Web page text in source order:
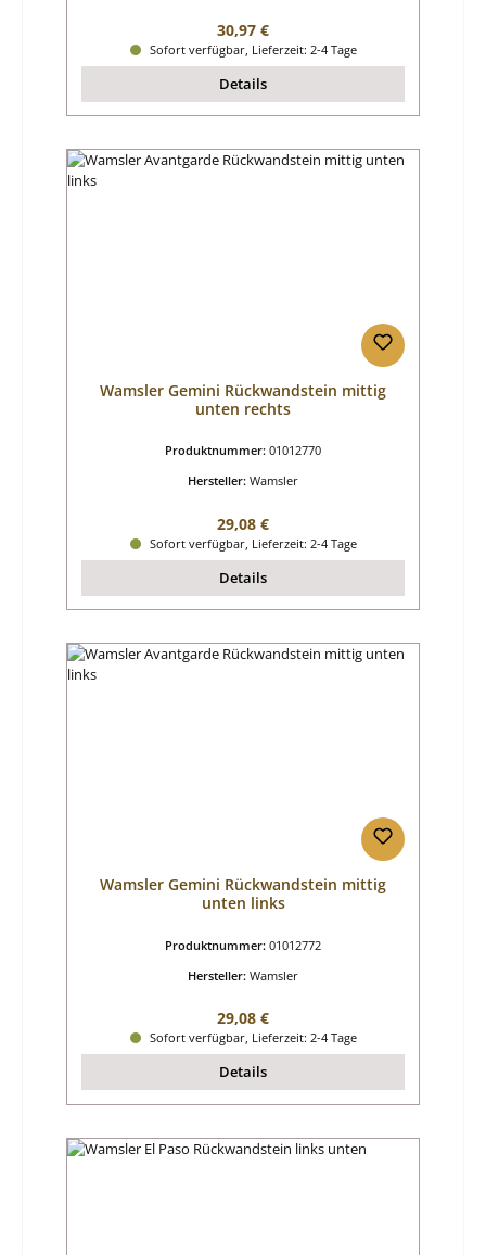
Regulärer Preis:
30,97 €
Sofort verfügbar, Lieferzeit: 2-4 Tage
Details
Wamsler Gemini Rückwandstein mittig
unten rechts
Produktnummer: 01012770
Hersteller: Wamsler
Regulärer Preis:
29,08 €
Sofort verfügbar, Lieferzeit: 2-4 Tage
Details
Wamsler Gemini Rückwandstein mittig
unten links
Produktnummer: 01012772
Hersteller: Wamsler
Regulärer Preis:
29,08 €
Sofort verfügbar, Lieferzeit: 2-4 Tage
Details